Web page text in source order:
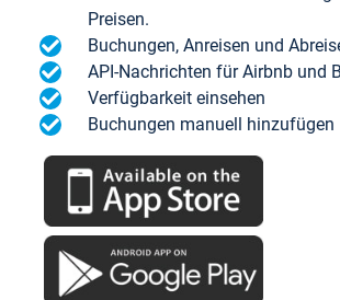
Preisen.
Buchungen, Anreisen und
API-Nachrichten für Airbnb und
Verfügbarkeit einsehen
Buchungen manuell hinzufügen